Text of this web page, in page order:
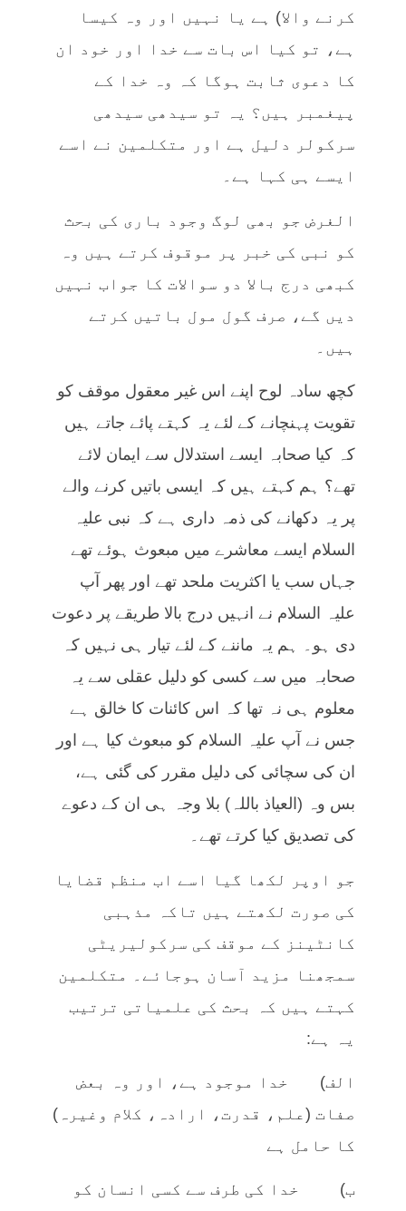
کرنے والا) ہے یا نہیں اور وہ کیسا
ہے، تو کیا اس بات سے خدا اور خود ان
کا دعوی ثابت ہوگا کہ وہ خدا کے
پیغمبر ہیں؟ یہ تو سیدھی سیدھی
سرکولر دلیل ہے اور متکلمین نے اسے
ایسے ہی کہا ہے۔
الغرض جو بھی لوگ وجود باری کی بحث
کو نبی کی خبر پر موقوف کرتے ہیں وہ
کبھی درج بالا دو سوالات کا جواب نہیں
دیں گے، صرف گول مول باتیں کرتے
ہیں۔
کچھ سادہ لوح اپنے اس غیر معقول موقف کو
تقویت پہنچانے کے لئے یہ کہتے پائے جاتے ہیں
کہ کیا صحابہ ایسے استدلال سے ایمان لائے
تھے؟ ہم کہتے ہیں کہ ایسی باتیں کرنے والے
پر یہ دکھانے کی ذمہ داری ہے کہ نبی علیہ
السلام ایسے معاشرے میں مبعوث ہوئے تھے
جہاں سب یا اکثریت ملحد تھے اور پھر آپ
علیہ السلام نے انہیں درج بالا طریقے پر دعوت
دی ہو۔ ہم یہ ماننے کے لئے تیار ہی نہیں کہ
صحابہ میں سے کسی کو دلیل عقلی سے یہ
معلوم ہی نہ تھا کہ اس کائنات کا خالق ہے
جس نے آپ علیہ السلام کو مبعوث کیا ہے اور
ان کی سچائی کی دلیل مقرر کی گئی ہے،
بس وہ (العیاذ باللہ) بلا وجہ ہی ان کے دعوے
کی تصدیق کیا کرتے تھے۔
جو اوپر لکھا گیا اسے اب منظم قضایا
کی صورت لکھتے ہیں تاکہ مذہبی
کانٹینز کے موقف کی سرکولیریٹی
سمجھنا مزید آسان ہوجائے۔ متکلمین
کہتے ہیں کہ بحث کی علمیاتی ترتیب
یہ ہے:
الف) خدا موجود ہے، اور وہ بعض
صفات (علم، قدرت، ارادہ، کلام وغیرہ)
کا حامل ہے
ب) خدا کی طرف سے کسی انسان کو